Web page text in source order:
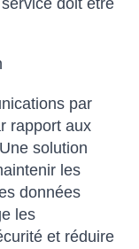
doit être
par
rapport aux
solution
les
données
les
et réduire